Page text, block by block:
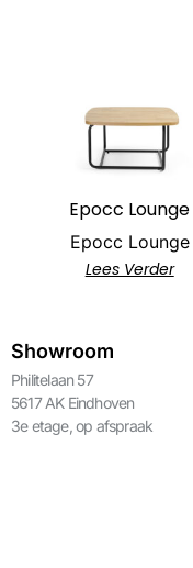
Epocc Lounge
Epocc Lounge
Lees Verder
Showroom
Philitelaan 57
5617 AK Eindhoven
3e etage, op afspraak